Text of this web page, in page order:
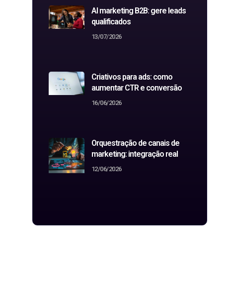
AI marketing B2B: gere leads
qualificados
13/07/2026
Criativos para ads: como
aumentar CTR e conversão
16/06/2026
Orquestração de canais de
marketing: integração real
12/06/2026